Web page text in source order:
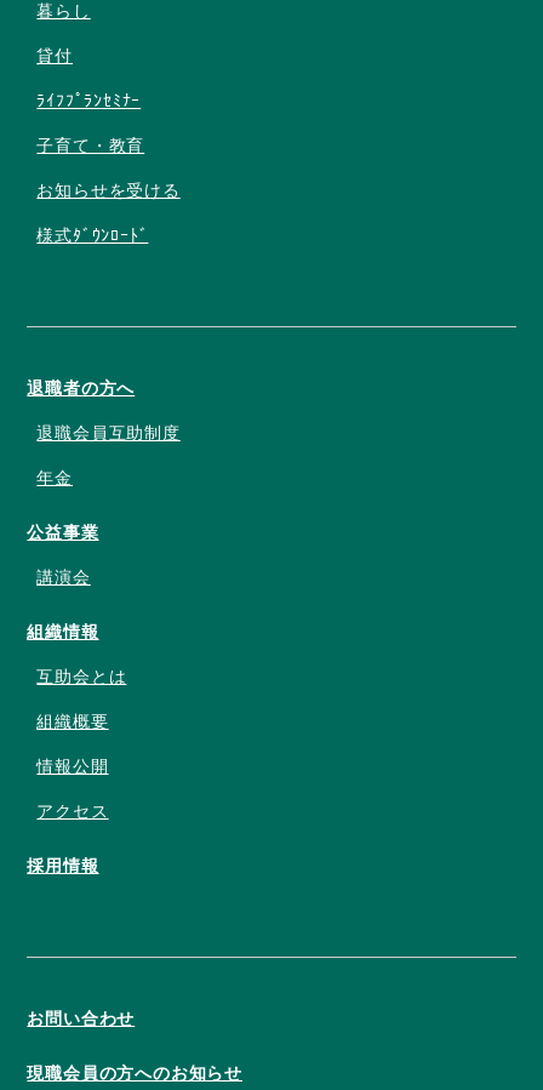
暮らし
貸付
ﾗｲﾌﾌﾟﾗﾝｾﾐﾅｰ
子育て・教育
お知らせを受ける
様式ﾀﾞｳﾝﾛｰﾄﾞ
退職者の方へ
退職会員互助制度
年金
公益事業
講演会
組織情報
互助会とは
組織概要
情報公開
アクセス
採用情報
お問い合わせ
現職会員の方へのお知らせ